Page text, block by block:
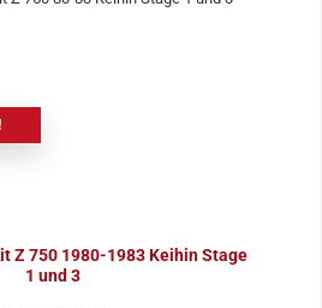
Z 750 1980-1983 Keihin Stage
1 und 3